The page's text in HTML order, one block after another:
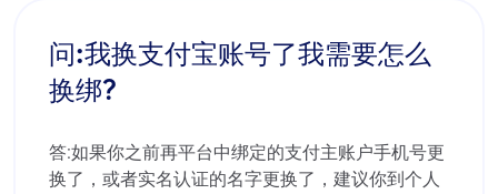
问:我换支付宝账号了我需要怎么
换绑?
答:如果你之前再平台中绑定的支付主账户手机号更
换了，或者实名认证的名字更换了，建议你到个人